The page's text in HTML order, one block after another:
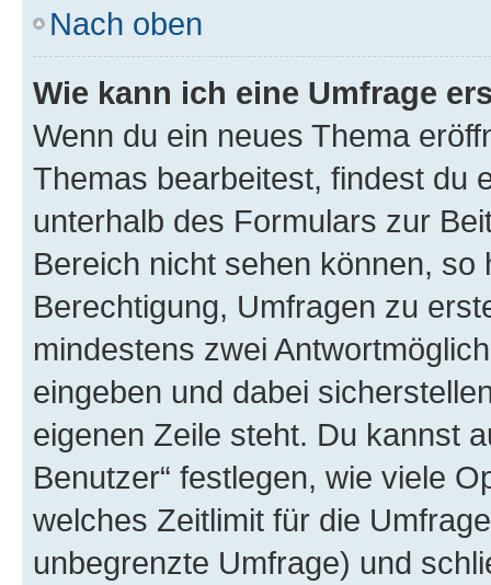
Nach oben
Wie kann ich eine Umfrage
Wenn du ein neues Thema
Themas bearbeitest, findest du
unterhalb des Formulars zur
Bereich nicht sehen können,
Berechtigung, Umfragen zu
mindestens zwei
eingeben und dabei
eigenen Zeile steht. Du kannst
Benutzer“ festlegen, wie viele
welches Zeitlimit für die
unbegrenzte Umfrage) und